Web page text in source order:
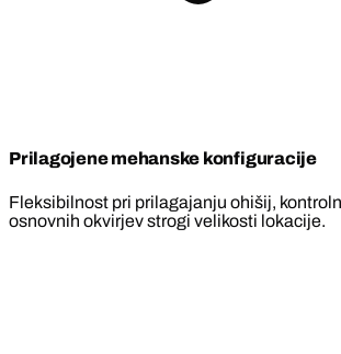
Prilagojene mehanske konfiguracije
Fleksibilnost pri prilagajanju ohišij,
osnovnih okvirjev strogi velikosti lokacije.